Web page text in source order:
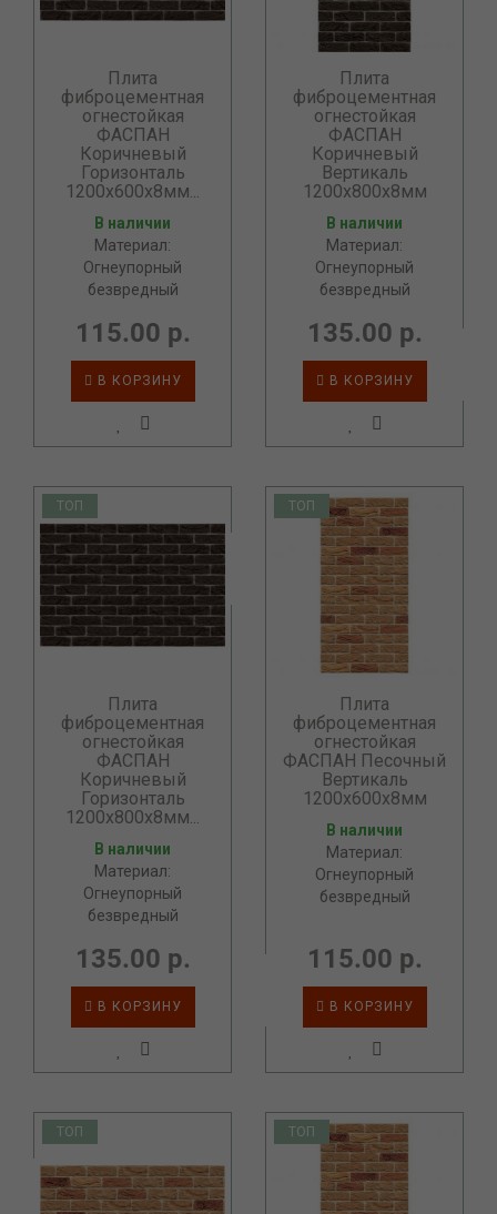
Плита
фиброцементная
огнестойкая
ФАСПАН
Коричневый
Горизонталь
1200х600х8мм...
В наличии
Материал:
Огнеупорный
безвредный
115.00 р.
В КОРЗИНУ
Плита
фиброцементная
огнестойкая
ФАСПАН
Коричневый
Вертикаль
1200х800х8мм
В наличии
Материал:
Огнеупорный
безвредный
135.00 р.
В КОРЗИНУ
ТОП
Плита
фиброцементная
огнестойкая
ФАСПАН
Коричневый
Горизонталь
1200х800х8мм...
В наличии
Материал:
Огнеупорный
безвредный
135.00 р.
В КОРЗИНУ
ТОП
Плита
фиброцементная
огнестойкая
ФАСПАН Песочный
Вертикаль
1200х600х8мм
В наличии
Материал:
Огнеупорный
безвредный
115.00 р.
В КОРЗИНУ
ТОП ТОП